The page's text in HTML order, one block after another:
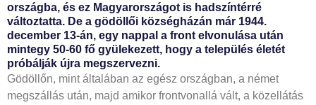
országba, és ez Magyarországot is hadszíntérré
változtatta. De a gödöllői községházán már 1944.
december 13-án, egy nappal a front elvonulása után
mintegy 50-60 fő gyülekezett, hogy a település életét
próbálják újra megszervezni.
Gödöllőn, mint általában az egész országban, a német
megszállás után, majd amikor frontvonallá vált, a közellátás